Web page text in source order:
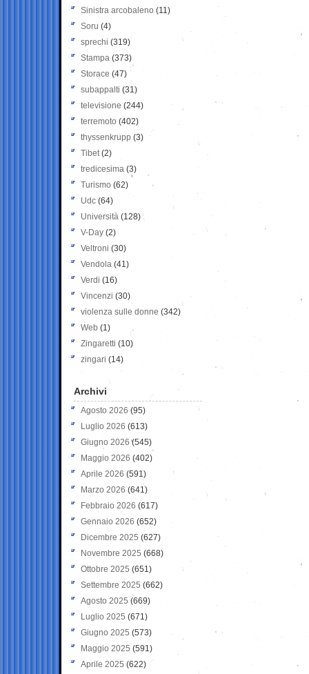
Sinistra arcobaleno (11)
Soru (4)
sprechi (319)
Stampa (373)
Storace (47)
subappalti (31)
televisione(244)
terremoto (402)
thyssenkrupp (3)
Tibet(2)
tredicesima (3)
Turismo (62)
Udc (64)
Università (128)
V-Day (2)
Veltroni (30)
Vendola (41)
Verdi (16)
Vincenzi (30)
violenza sulle donne (342)
Web (1)
Zingaretti (10)
zingari (14)
Archivi
Agosto 2026 (95)
Luglio 2026 (613)
Giugno 2026 (545)
Maggio 2026 (402)
Aprile 2026 (591)
Marzo 2026 (641)
Febbraio 2026 (617)
Gennaio 2026 (652)
Dicembre 2025 (627)
Novembre 2025 (668)
Ottobre 2025 (651)
Settembre 2025 (662)
Agosto 2025 (669)
Luglio 2025 (671)
Giugno 2025 (573)
Maggio 2025 (591)
Aprile 2025 (622)